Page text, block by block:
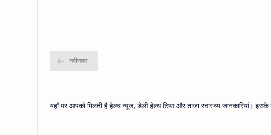
यहाँ पर आपको मिलती है हेल्थ न्यूज, डेली हेल्थ टिप्स और ताजा स्वास्थ्य जानकारियां।